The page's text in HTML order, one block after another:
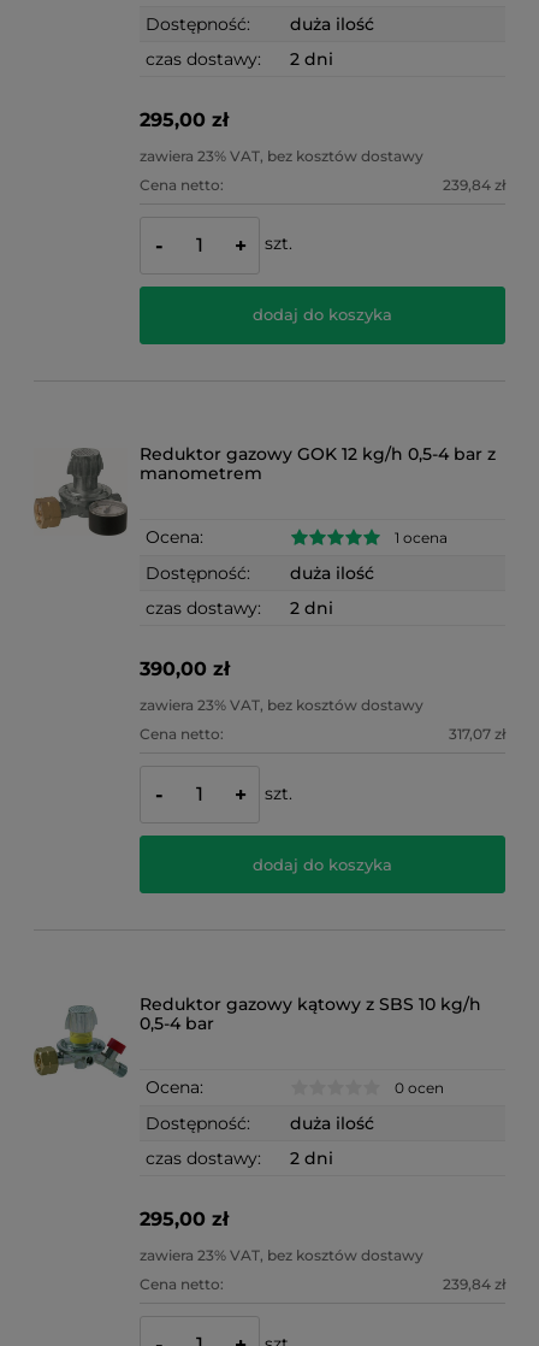
Dostępność:
duża ilość
czas dostawy:
2 dni
295,00 zł
zawiera 23% VAT, bez kosztów dostawy
Cena netto:
239,84 zł
- + szt.
dodaj do koszyka
Reduktor gazowy GOK 12 kg/h 0,5-4 bar z
manometrem
Ocena: 1 ocena
Dostępność:
duża ilość
czas dostawy:
2 dni
390,00 zł
zawiera 23% VAT, bez kosztów dostawy
Cena netto:
317,07 zł
- + szt.
dodaj do koszyka
Reduktor gazowy kątowy z SBS 10 kg/h
0,5-4 bar
Ocena: 0 ocen
Dostępność:
duża ilość
czas dostawy:
2 dni
295,00 zł
zawiera 23% VAT, bez kosztów dostawy
Cena netto:
239,84 zł